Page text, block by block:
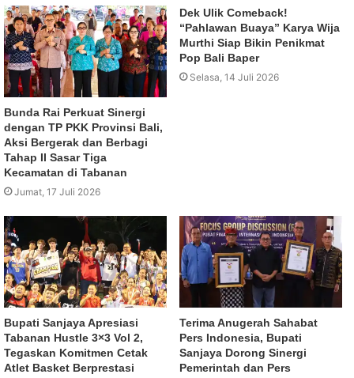
Bunda Rai Perkuat Sinergi
dengan TP PKK Provinsi Bali,
Aksi Bergerak dan Berbagi
Tahap II Sasar Tiga
Kecamatan di Tabanan
Jumat, 17 Juli 2026
Dek Ulik Comeback!
“Pahlawan Buaya” Karya Wija
Murthi Siap Bikin Penikmat
Pop Bali Baper
Selasa, 14 Juli 2026
Bupati Sanjaya Apresiasi
Tabanan Hustle 3×3 Vol 2,
Tegaskan Komitmen Cetak
Atlet Basket Berprestasi
Terima Anugerah Sahabat
Pers Indonesia, Bupati
Sanjaya Dorong Sinergi
Pemerintah dan Pers